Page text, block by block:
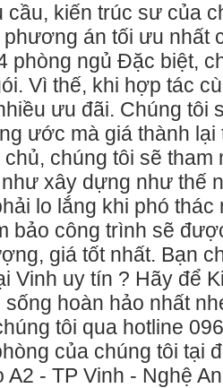
cầu, kiến trúc sư của
án tối ưu nhất
phòng ngủ Đặc biệt,
Vì thế, khi hợp tác
ưu đãi. Chúng tôi
ước mà giá thành lại
chúng tôi sẽ
xây dựng như thế
lo lắng khi phó
bảo công trình sẽ
giá tốt nhất. Bạn
Vinh uy tín ? Hãy để
sống hoàn hảo nhất
tôi qua hotline
của chúng tôi tại
A2 - TP Vinh - Nghệ